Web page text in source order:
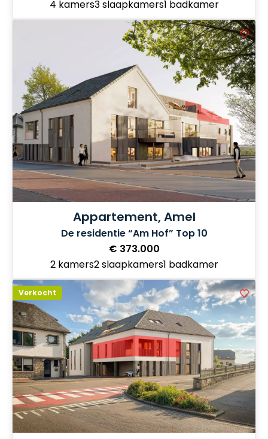
4 kamers3 slaapkamers1 badkamer
Appartement, Amel
De residentie “Am Hof” Top 10
€ 373.000
2 kamers2 slaapkamers1 badkamer
Verkocht